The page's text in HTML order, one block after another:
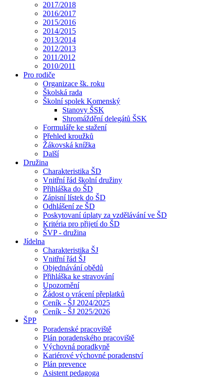
2017/2018
2016/2017
2015/2016
2014/2015
2013/2014
2012/2013
2011/2012
2010/2011
Pro rodiče
Organizace šk. roku
Školská rada
Školní spolek Komenský
Stanovy ŠSK
Shromáždění delegátů ŠSK
Formuláře ke stažení
Přehled kroužků
Žákovská knížka
Další
Družina
Charakteristika ŠD
Vnitřní řád školní družiny
Přihláška do ŠD
Zápisní lístek do ŠD
Odhlášení ze ŠD
Poskytovaní úplaty za vzdělávání ve ŠD
Kritéria pro přijetí do ŠD
ŠVP - družina
Jídelna
Charakteristika ŠJ
Vnitřní řád ŠJ
Objednávání obědů
Přihláška ke stravování
Upozornění
Žádost o vrácení přeplatků
Ceník - ŠJ 2024/2025
Ceník - ŠJ 2025/2026
ŠPP
Poradenské pracoviště
Plán poradenského pracoviště
Výchovná poradkyně
Kariérové výchovné poradenství
Plán prevence
Asistent pedagoga